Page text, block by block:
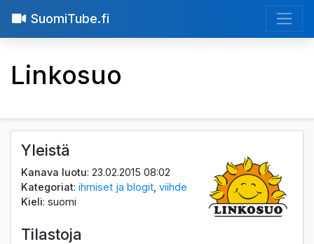
SuomiTube.fi
Linkosuo
Yleistä
Kanava luotu: 23.02.2015 08:02
Kategoriat:ihmiset ja blogit ,viihde
Kieli: suomi
Tilastoja